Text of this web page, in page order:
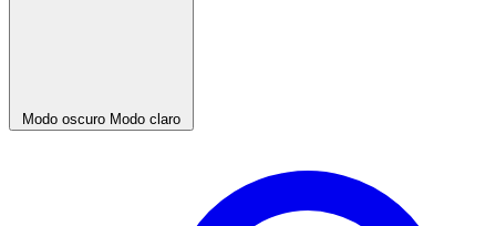
Modo oscuro Modo claro